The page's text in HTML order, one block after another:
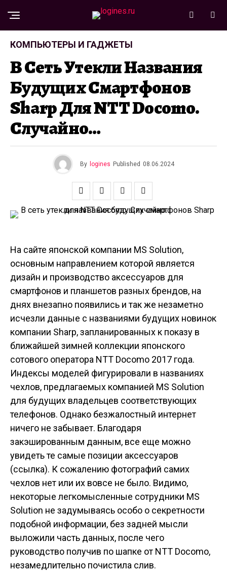
КОМПЬЮТЕРЫ И ГАДЖЕТЫ
В Сеть Утекли Названия
Будущих Смартфонов
Sharp Для NTT Docomo.
Случайно…
By logines Published 08.06.2024
На сайте японской компании MS Solution,
основным направлением которой является
дизайн и производство аксессуаров для
смартфонов и планшетов разных брендов, на
днях внезапно появились и так же незаметно
исчезли данные с названиями будущих новинок
компании Sharp, запланированных к показу в
ближайшей зимней коллекции японского
сотового оператора NTT Docomo 2017 года.
Индексы моделей фигурировали в названиях
чехлов, предлагаемых компанией MS Solution
для будущих владельцев соответствующих
телефонов. Однако безжалостный интернет
ничего не забывает. Благодаря
закэшированным данным, все еще можно
увидеть те самые позиции аксессуаров
(ссылка). К сожалению фотографий самих
чехлов нет или их вовсе не было. Видимо,
некоторые легкомысленные сотрудники MS
Solution не задумываясь особо о секретности
подобной информации, без задней мысли
выложили часть данных, после чего
руководство получив по шапке от NTT Docomo,
незамедлительно почистила слив.